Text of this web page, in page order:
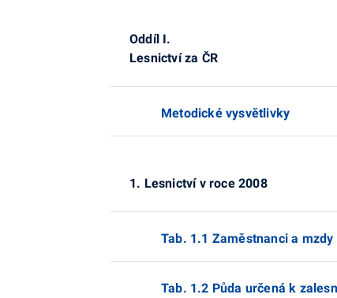
Oddíl I.
Lesnictví za ČR
Metodické vysvětlivky
1. Lesnictví v roce 2008
Tab. 1.1 Zaměstnanci a
Tab. 1.2 Půda určená k